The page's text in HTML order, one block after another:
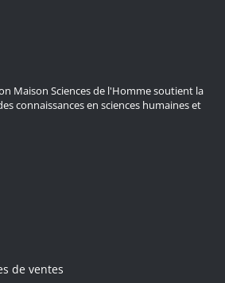
Maison Sciences de l'Homme soutient la
connaissances en sciences humaines et
de ventes